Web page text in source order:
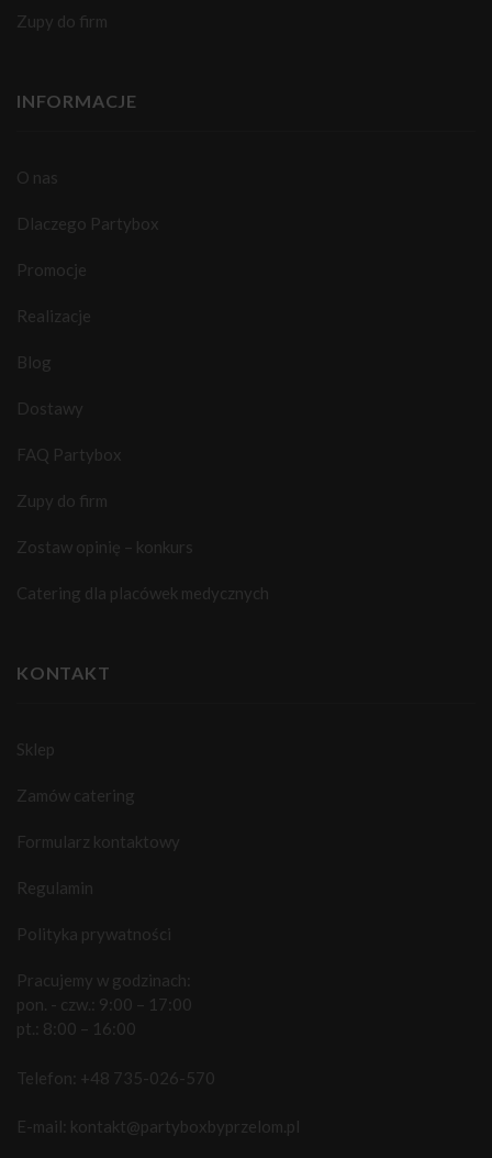
Zupy do firm
INFORMACJE
O nas
Dlaczego Partybox
Promocje
Realizacje
Blog
Dostawy
FAQ Partybox
Zupy do firm
Zostaw opinię – konkurs
Catering dla placówek medycznych
KONTAKT
Sklep
Zamów catering
Formularz kontaktowy
Regulamin
Polityka prywatności
Pracujemy w godzinach:
pon. - czw.: 9:00 – 17:00
pt.: 8:00 – 16:00
Telefon: +48 735-026-570
E-mail: kontakt@partyboxbyprzelom.pl